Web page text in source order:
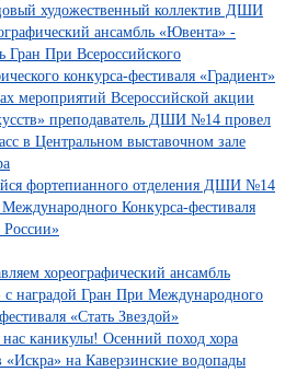
художественный коллектив ДШИ
ансамбль «Ювента» -
Гран При Всероссийского
конкурса-фестиваля «Градиент»
мероприятий Всероссийской акции
преподаватель ДШИ №14 провел
в Центральном выставочном зале
фортепианного отделения ДШИ №14
Международного Конкурса-фестиваля
России»
хореографический ансамбль
наградой Гран При Международного
«Стать Звездой»
каникулы! Осенний поход хора
«Искра» на Каверзинские водопады